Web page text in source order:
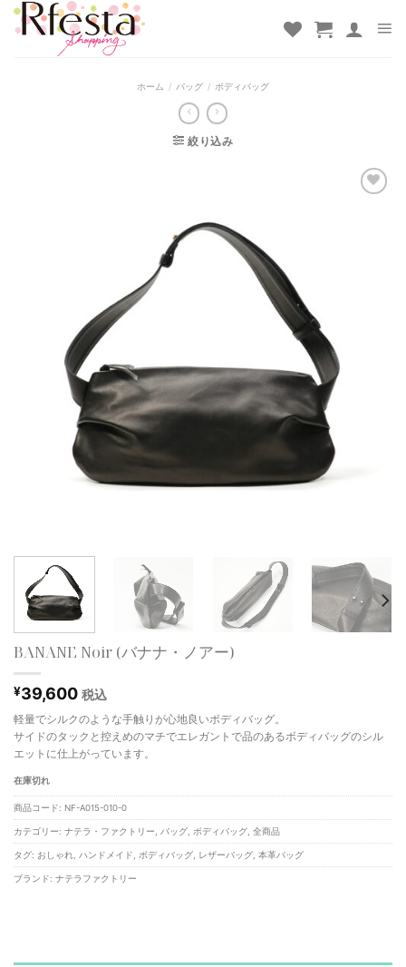
Skip
ホーム / バッグ / ボディバッグ
絞り込み
BANANE Noir (バナナ・ノアー)
¥39,600 税込
軽量でシルクのような手触りが心地良いボディバッグ。
サイドのタックと控えめのマチでエレガントで品のあるボディバッグのシル
エットに仕上がっています。
在庫切れ
商品コード: NF-A015-010-0
カテゴリー: ナテラ・ファクトリー バッグ ボディバッグ 全商品
タグ: おしゃれ ハンドメイド ボディバッグ レザーバッグ 本革バッグ
ブランド: ナテラファクトリー